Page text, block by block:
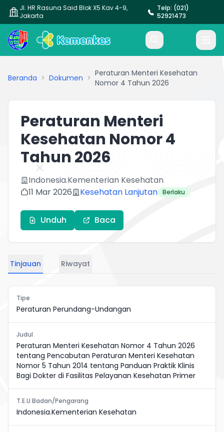
Jl. HR Rasuna Said Blok X5 Kav 4-9,
Jakarta
Telp: (021)
52921473
Beranda > Dokumen > Peraturan Menteri Kesehatan
Nomor 4 Tahun 2026
Peraturan Menteri
Kesehatan Nomor 4
Tahun 2026
Indonesia.Kementerian Kesehatan
11 Mar 2026
Kesehatan Lanjutan Berlaku
Unduh Baca
Tinjauan Riwayat
Tipe
Peraturan Perundang-Undangan
Judul
Peraturan Menteri Kesehatan Nomor 4 Tahun 2026
tentang Pencabutan Peraturan Menteri Kesehatan
Nomor 5 Tahun 2014 tentang Panduan Praktik Klinis
Bagi Dokter di Fasilitas Pelayanan Kesehatan Primer
T.E.U Badan/Pengarang
Indonesia.Kementerian Kesehatan